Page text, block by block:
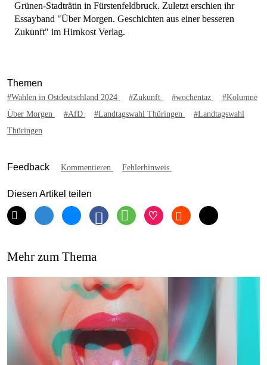
Grünen-Stadträtin in Fürstenfeldbruck. Zuletzt erschien ihr
Essayband "Über Morgen. Geschichten aus einer besseren
Zukunft" im Hirnkost Verlag.
Themen
#Wahlen in Ostdeutschland 2024 #Zukunft #wochentaz
#Kolumne
Über Morgen
#AfD #Landtagswahl Thüringen
#Landtagswahl
Thüringen
Feedback Kommentieren Fehlerhinweis
Diesen Artikel teilen
Mehr zum Thema